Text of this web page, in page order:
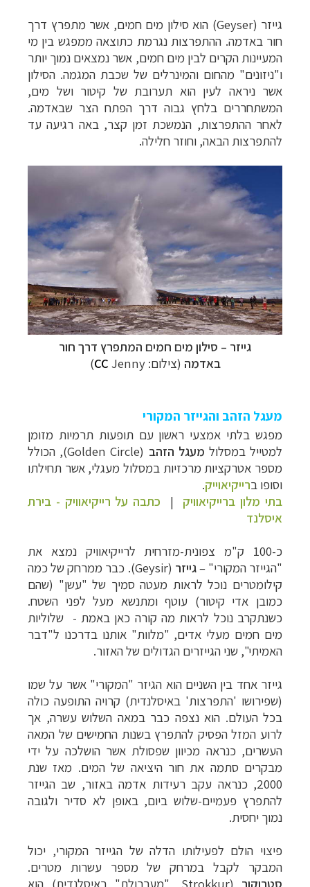
גייזר (Geyser) הוא סילון מים חמים, אשר מתפרץ דרך
חור באדמה. ההתפרצות נגרמת כתוצאה ממפגש בין מי
המעיינות הקרים לבין מים חמים, אשר נמצאים נמוך יותר
ו"ניזונים" מהחום והמינרלים של שכבת המגמה. הסילון
אשר ניראה לעין הוא תערובת של קיטור ושל מים,
המשתחררים בלחץ גבוה דרך הפתח הצר שבאדמה.
לאחר ההתפרצות, הנמשכת זמן קצר, באה רגיעה עד
להתפרצות הבאה, וחוזר חלילה.
גייזר – סילון מים חמים המתפרץ דרך חור
באדמה (צילום: CC Jenny)
מעגל הזהב והגייזר המקורי
מפגש בלתי אמצעי ראשון עם תופעות תרמיות מזומן
למטייל במסלול מעגל הזהב (
Golden Circle), הכולל
מספר אטרקציות מרכזיות במסלול מעגלי, אשר תחילתו
וסופו ברייקיאוייק.
בתי מלון ברייקיאוויק | כתבה על רייקיאוויק - בירת
איסלנד
כ-100 ק"מ צפונית-מזרחית לרייקיאוויק נמצא את
"הגייזר המקורי" –גייזר (
Geysir). כבר ממרחק של כמה
קילומטרים נוכל לראות מעטה סמיך של "עשן" (שהם
כמובן אדי קיטור) עוטף ומתנשא מעל לפני השטח.
כשנתקרב נוכל לראות מה קורה כאן באמת - שלוליות
מים חמים מעלי אדים, "מלוות" אותנו בדרכנו ל"דבר
האמיתי", שני הגייזרים הגדולים של האזור.
גייזר אחד בין השניים הוא הגיזר "המקורי" אשר על שמו
(שפירושו 'התפרצות' באיסלנדית) קרויה התופעה כולה
בכל העולם. הוא נצפה כבר במאה השלוש עשרה, אך
לרוע המזל הפסיק להתפרץ בשנות החמישים של המאה
העשרים, כנראה מכיוון שפסולת אשר הושלכה על ידי
מבקרים סתמה את חור היציאה של המים. מאז שנת
2000, כנראה עקב רעידות אדמה באזור, שב הגייזר
להתפרץ פעמיים-שלוש ביום, באופן לא סדיר ולגובה
נמוך יחסית.
פיצוי הולם לפעילותו הדלה של הגייזר המקורי, יכול
המבקר לקבל במרחק של מספר עשרות מטרים.